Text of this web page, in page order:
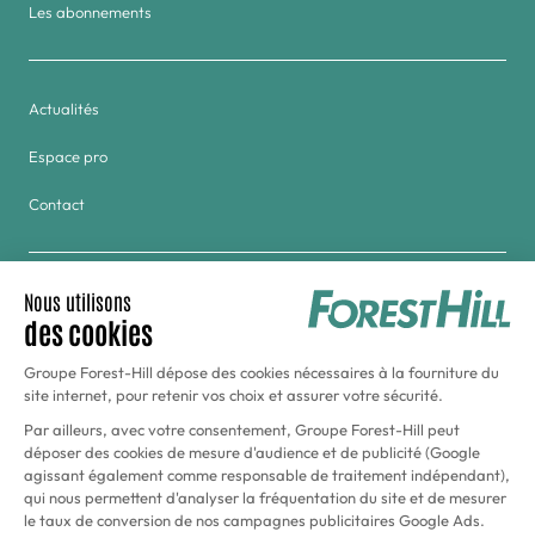
Les abonnements
Actualités
Espace pro
Contact
Groupe
Golf & Tennis du Haras de Jardy
Hôtel Forest Hill Meudon-Vélizy
Aquaboulevard